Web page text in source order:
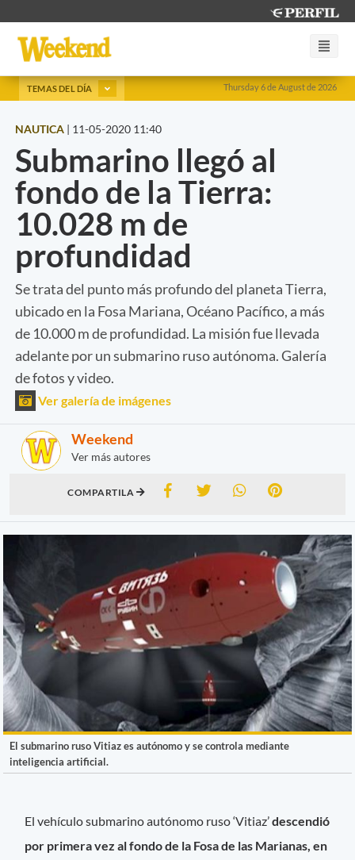
Thursday 6 de August de 2026
TEMAS DEL DÍA
NAUTICA | 11-05-2020 11:40
Submarino llegó al
fondo de la Tierra:
10.028 m de
profundidad
Se trata del punto más profundo del planeta Tierra,
ubicado en la Fosa Mariana, Océano Pacífico, a más
de 10.000 m de profundidad. La misión fue llevada
adelante por un submarino ruso autónoma. Galería
de fotos y video.
Ver galería de imágenes
Weekend
Ver más autores
COMPARTILA
El submarino ruso Vitiaz es autónomo y se controla mediante
inteligencia artificial.
El vehículo submarino autónomo ruso ‘Vitiaz’descendió
por primera vez al fondo de la Fosa de las Marianas, en